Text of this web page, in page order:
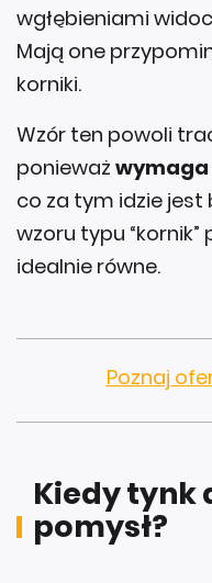
wgłębieniami
Mają one
korniki.
Wzór ten powoli
ponieważ wymaga
co za tym idzie jest
wzoru typu
idealnie równe.
Poznaj
Kiedy tynk
pomysł?